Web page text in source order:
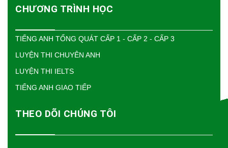
CHƯƠNG TRÌNH HỌC
TIẾNG ANH TỔNG QUÁT CẤP 1 - CẤP 2 - CẤP 3
LUYỆN THI CHUYÊN ANH
LUYỆN THI IELTS
TIẾNG ANH GIAO TIẾP
THEO DÕI CHÚNG TÔI